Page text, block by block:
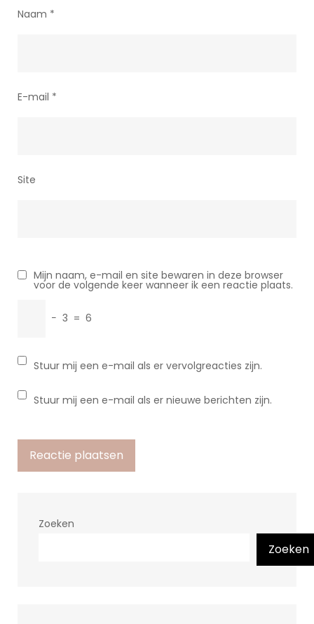
Naam *
E-mail *
Site
Mijn naam, e-mail en site bewaren in deze browser
voor de volgende keer wanneer ik een reactie plaats.
− 3 = 6
Stuur mij een e-mail als er vervolgreacties zijn.
Stuur mij een e-mail als er nieuwe berichten zijn.
Zoeken
Zoeken